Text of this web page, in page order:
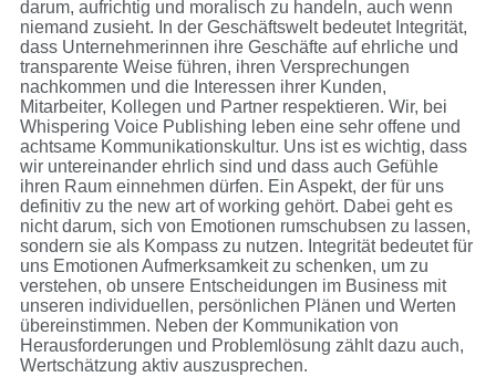
darum, aufrichtig und moralisch zu handeln, auch wenn
niemand zusieht. In der Geschäftswelt bedeutet Integrität,
dass Unternehmerinnen ihre Geschäfte auf ehrliche und
transparente Weise führen, ihren Versprechungen
nachkommen und die Interessen ihrer Kunden,
Mitarbeiter, Kollegen und Partner respektieren. Wir, bei
Whispering Voice Publishing leben eine sehr offene und
achtsame Kommunikationskultur. Uns ist es wichtig, dass
wir untereinander ehrlich sind und dass auch Gefühle
ihren Raum einnehmen dürfen. Ein Aspekt, der für uns
definitiv zu the new art of working gehört. Dabei geht es
nicht darum, sich von Emotionen rumschubsen zu lassen,
sondern sie als Kompass zu nutzen. Integrität bedeutet für
uns Emotionen Aufmerksamkeit zu schenken, um zu
verstehen, ob unsere Entscheidungen im Business mit
unseren individuellen, persönlichen Plänen und Werten
übereinstimmen. Neben der Kommunikation von
Herausforderungen und Problemlösung zählt dazu auch,
Wertschätzung aktiv auszusprechen.